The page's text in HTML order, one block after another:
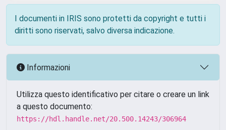
I documenti in IRIS sono protetti da copyright e tutti i
diritti sono riservati, salvo diversa indicazione.
Informazioni
Utilizza questo identificativo per citare o creare un link
a questo documento:
https://hdl.handle.net/20.500.14243/306964